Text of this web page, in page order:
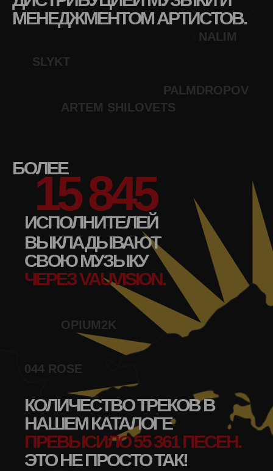
МЕНЕДЖМЕНТОМ АРТИСТОВ.
БОЛЕЕ
15 845
ИСПОЛНИТЕЛЕЙ
ВЫКЛАДЫВАЮТ
СВОЮ МУЗЫКУ
ЧЕРЕЗ VAUVISION.
SLYKT
NALIM
ARTEM SHILOVETS
PALMDROPOV
OPIUM2K
044 ROSE
КОЛИЧЕСТВО ТРЕКОВ В
НАШЕМ КАТАЛОГЕ
ПРЕВЫСИЛО 55 361 ПЕСЕН.
ЭТО НЕ ПРОСТО ТАК!